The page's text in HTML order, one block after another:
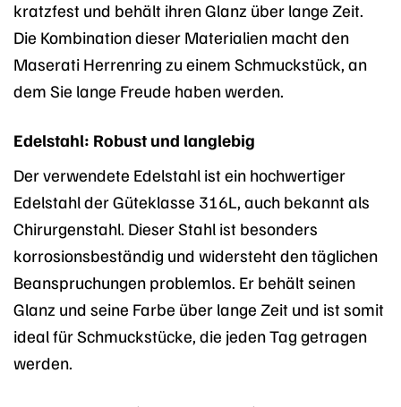
kratzfest und behält ihren Glanz über lange Zeit.
Die Kombination dieser Materialien macht den
Maserati Herrenring zu einem Schmuckstück, an
dem Sie lange Freude haben werden.
Edelstahl: Robust und langlebig
Der verwendete Edelstahl ist ein hochwertiger
Edelstahl der Güteklasse 316L, auch bekannt als
Chirurgenstahl. Dieser Stahl ist besonders
korrosionsbeständig und widersteht den täglichen
Beanspruchungen problemlos. Er behält seinen
Glanz und seine Farbe über lange Zeit und ist somit
ideal für Schmuckstücke, die jeden Tag getragen
werden.